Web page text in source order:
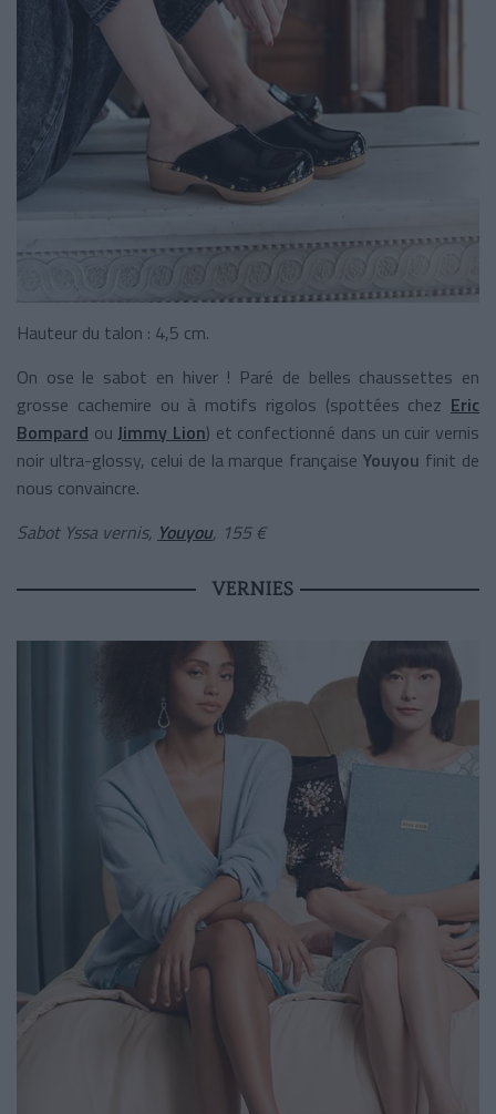
Hauteur du talon : 4,5 cm.
On ose le sabot en hiver ! Paré de belles chaussettes en
grosse cachemire ou à motifs rigolos (spottées chez Eric
Bompard ouJimmy Lion) et confectionné dans un cuir vernis
noir ultra-glossy, celui de la marque françaiseYouyou finit de
nous convaincre.
Sabot Yssa vernis, Youyou, 155 €
VERNIES